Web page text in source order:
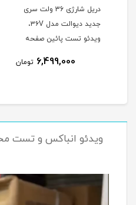
دریل شارژی 36 ولت سری
جدید دیوالت مدل ۳۶V،
ویدئو تست پائین صفحه
6,499,000 تومان
ویدئو انباکس و تست